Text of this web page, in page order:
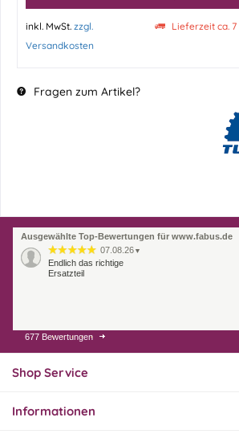
inkl. MwSt. zzgl.
Versandkosten
Lieferzeit ca.
Fragen zum Artikel?
Ausgewählte Top-Bewertungen für www.fabus.de
07.08.26 ▼
Endlich das richtige
Ersatzteil
01.08.26
Innerhalb 2 Tagen Ware
677 Bewertungen
Shop Service
Informationen